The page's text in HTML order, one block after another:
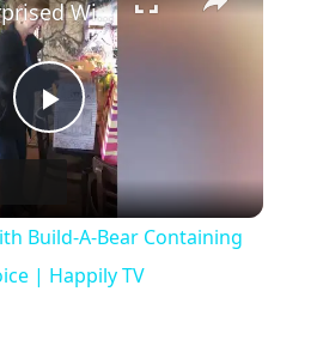
Play
Video
Mom Surprised With Build-A-Bear Containing Late Daughters Voice | Happily TV
Build-A-Bear Containing
| Happily TV